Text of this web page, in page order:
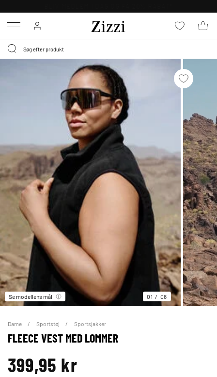
Menu
Se modellens mål 01 08
Dame Sportstøj Sportsjakker
FLEECE VEST MED LOMMER
399,95 kr